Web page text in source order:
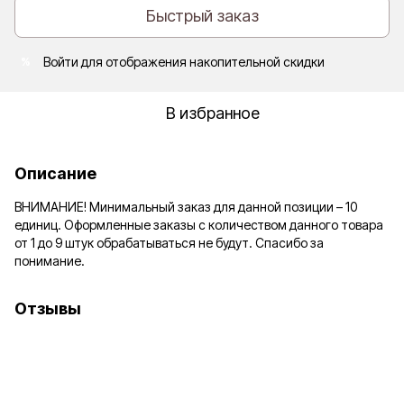
Быстрый заказ
Войти для отображения накопительной скидки
В избранное
Описание
ВНИМАНИЕ! Минимальный заказ для данной позиции – 10
единиц. Оформленные заказы с количеством данного товара
от 1 до 9 штук обрабатываться не будут. Спасибо за
понимание.
Отзывы